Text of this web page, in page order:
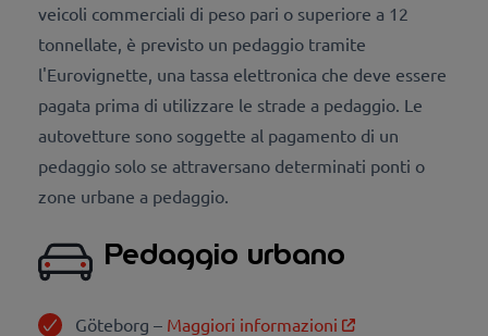
veicoli commerciali di peso pari o superiore a 12
tonnellate, è previsto un pedaggio tramite
l'Eurovignette, una tassa elettronica che deve essere
pagata prima di utilizzare le strade a pedaggio. Le
autovetture sono soggette al pagamento di un
pedaggio solo se attraversano determinati ponti o
zone urbane a pedaggio.
Pedaggio urbano
Göteborg – Maggiori informazioni